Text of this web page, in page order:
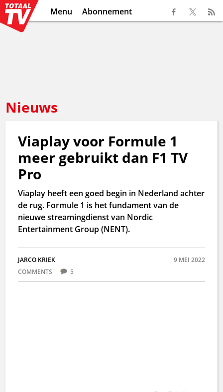
Menu Abonnement
Nieuws
Viaplay voor Formule 1
meer gebruikt dan F1 TV
Pro
Viaplay heeft een goed begin in Nederland achter
de rug. Formule 1 is het fundament van de
nieuwe streamingdienst van Nordic
Entertainment Group (NENT).
JARCO KRIEK
9 MEI 2022
COMMENTS
5